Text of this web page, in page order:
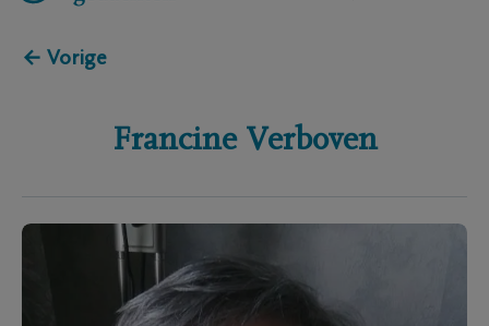
← Vorige
Francine Verboven